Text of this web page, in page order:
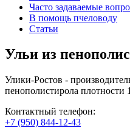
Часто задаваемые
В помощь пчеловоду
Статьи
Ульи из
Улики-Ростов -
пенополистирола плотности
Контактный телефон:
+7 (950) 844-12-43